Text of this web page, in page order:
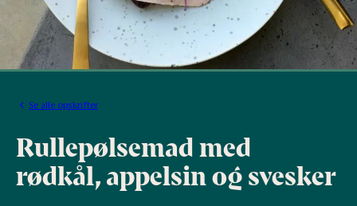
Se alle opskrifter
Rullepølsemad med
rødkål, appelsin og svesker